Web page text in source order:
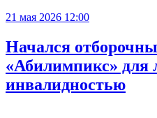
21 мая 2026 12:00
Начался
«Абилимпикс» для
инвалидностью